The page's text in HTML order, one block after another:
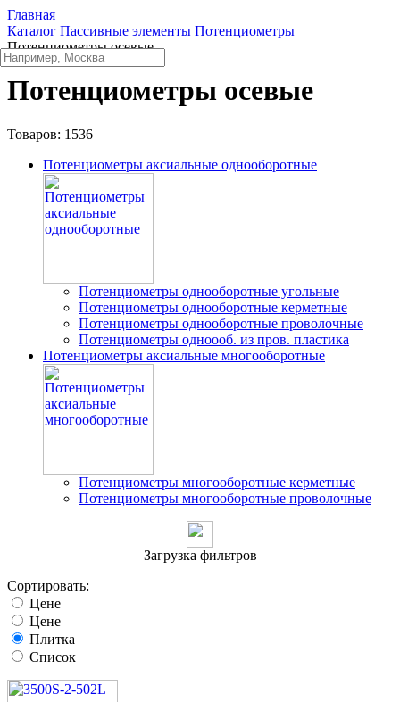
Главная
Каталог Пассивные элементы Потенциометры
Потенциометры осевые
Потенциометры осевые
Товаров: 1536
Потенциометры аксиальные однооборотные
Потенциометры однооборотные угольные
Потенциометры однооборотные керметные
Потенциометры однооборотные проволочные
Потенциометры одноооб. из пров. пластика
Потенциометры аксиальные многооборотные
Потенциометры многооборотные керметные
Потенциометры многооборотные проволочные
Загрузка фильтров
Сортировать:
Цене
Цене
Плитка
Список